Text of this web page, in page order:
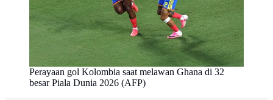
Perayaan gol Kolombia saat melawan Ghana di 32
besar Piala Dunia 2026 (AFP)